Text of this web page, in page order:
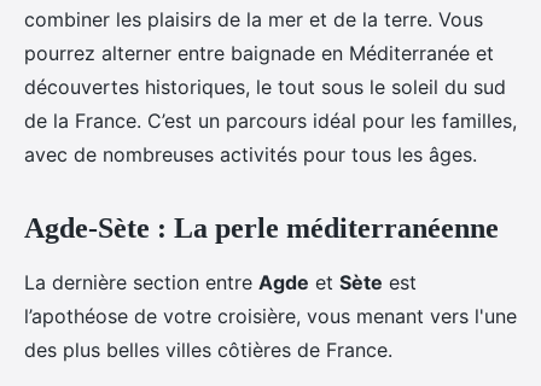
combiner les plaisirs de la mer et de la terre. Vous
pourrez alterner entre baignade en Méditerranée et
découvertes historiques, le tout sous le soleil du sud
de la France. C’est un parcours idéal pour les familles,
avec de nombreuses activités pour tous les âges.
Agde-Sète : La perle méditerranéenne
La dernière section entre Agde et Sète est
l’apothéose de votre croisière, vous menant vers l'une
des plus belles villes côtières de France.